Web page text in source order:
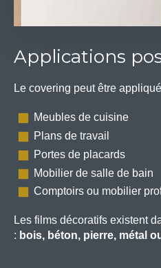
Applications
Le covering peut être
Meubles de cuisine
Plans de travail
Portes de placards
Mobilier de salle de bain
Comptoirs ou mobilier
Les films décoratifs existent
: bois, béton, pierre, métal